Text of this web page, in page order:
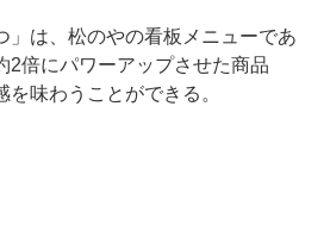
」は、松のやの看板メニューであ
2倍にパワーアップさせた商品
味わうことができる。